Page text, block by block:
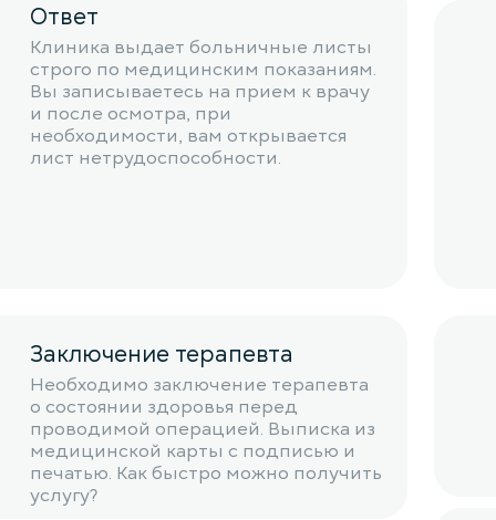
Ответ
Клиника выдает больничные листы
строго по медицинским показаниям.
Вы записываетесь на прием к врачу
и после осмотра, при
необходимости, вам открывается
лист нетрудоспособности.
Заключение терапевта
Необходимо заключение терапевта
о состоянии здоровья перед
проводимой операцией. Выписка из
медицинской карты с подписью и
печатью. Как быстро можно получить
услугу?